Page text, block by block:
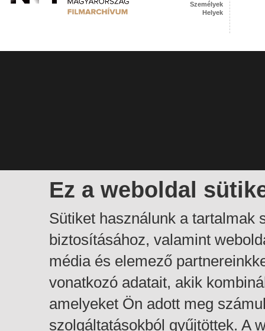
Ez a weboldal
Sütiket használunk a tartalmak
biztosításához, valamint
média és elemező
vonatkozó adatait, akik
amelyeket Ön adott meg
szolgáltatásokból gyűjtöttek. A
Személyek
Helyek